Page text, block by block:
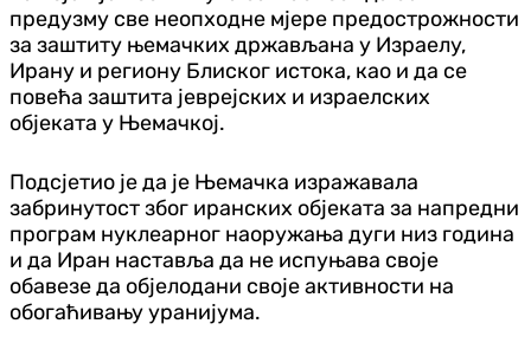
предузму све неопходне мјере предострожности
за заштиту њемачких држављана у Израелу,
Ирану и региону Блиског истока, као и да се
повећа заштита јеврејских и израелских
објеката у Њемачкој.
Подсјетио је да је Њемачка изражавала
забринутост због иранских објеката за напредни
програм нуклеарног наоружања дуги низ година
и да Иран наставља да не испуњава своје
обавезе да објелодани своје активности на
обогаћивању уранијума.